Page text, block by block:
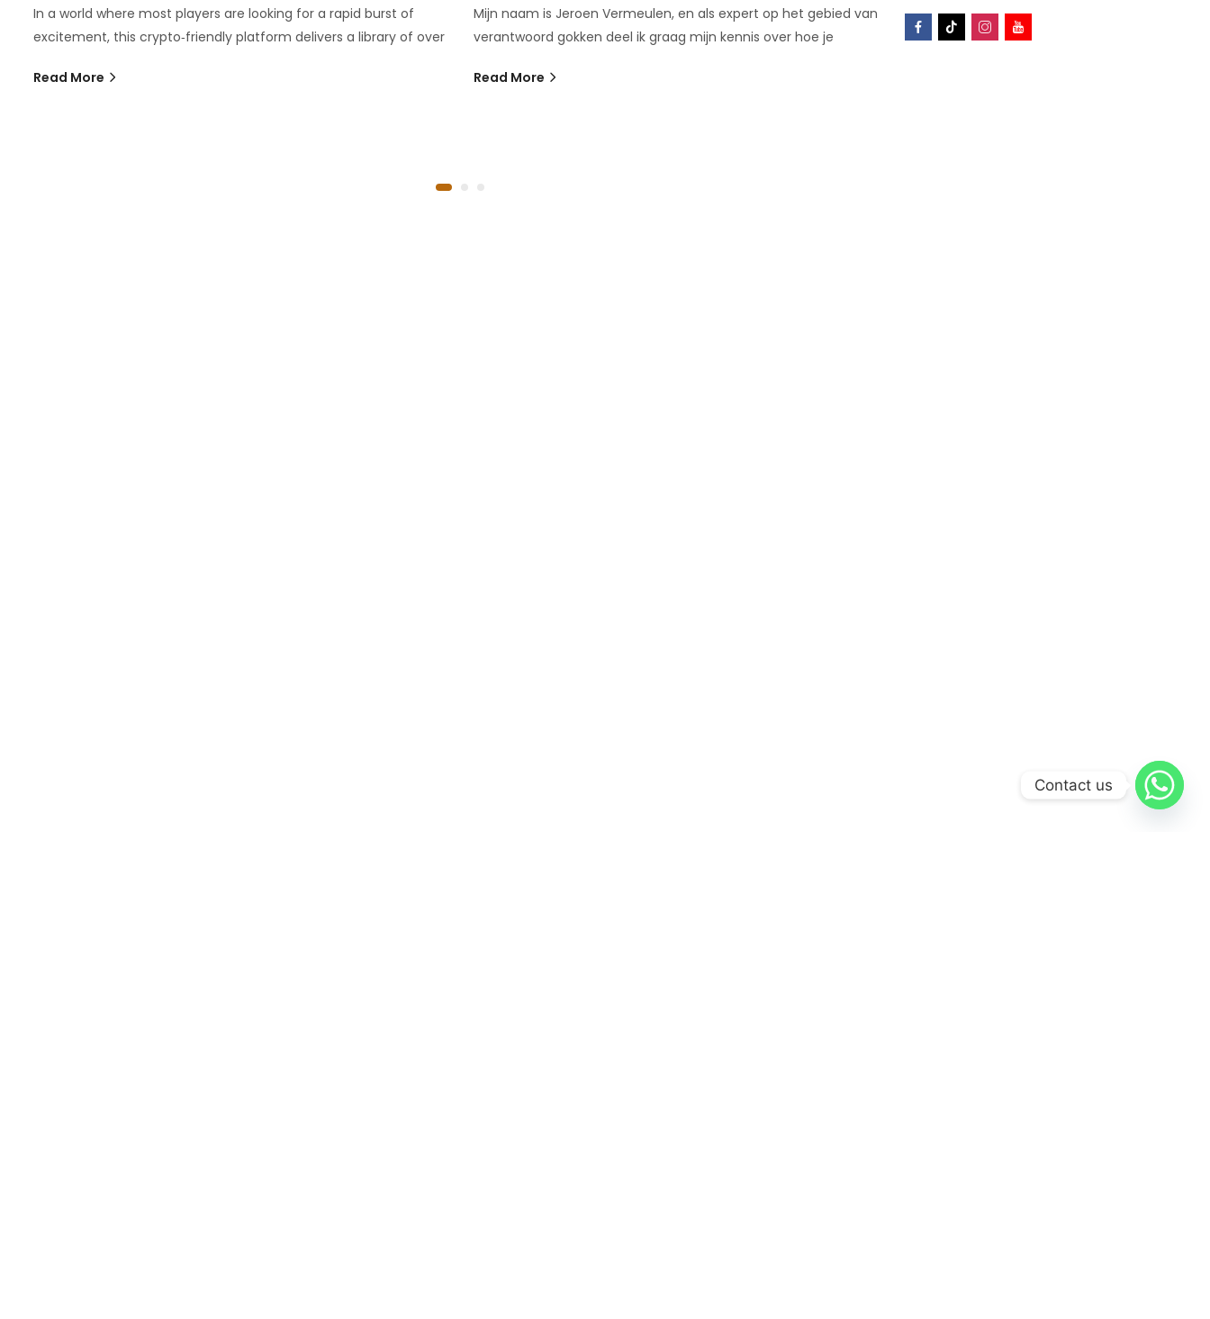
In a world where most players are looking for a rapid burst of
excitement, this crypto‑friendly platform delivers a library of over
Read More
Mijn naam is Jeroen Vermeulen, en als expert op het gebied van
verantwoord gokken deel ik graag mijn kennis over hoe je
Read More
Intro: El Playground de Alta Intensidad de
Contact us